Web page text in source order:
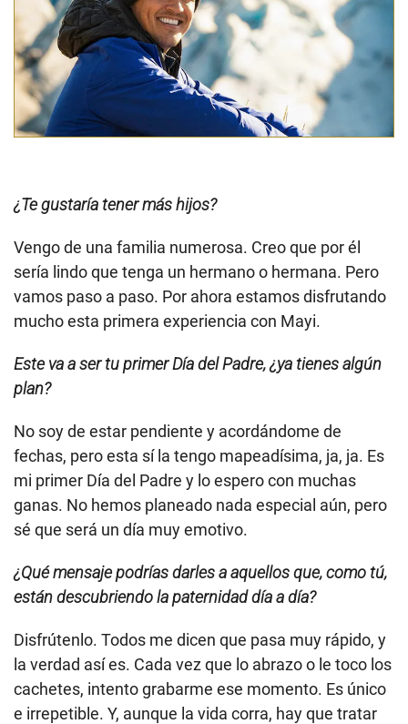
¿Te gustaría tener más hijos?
Vengo de una familia numerosa. Creo que por él
sería lindo que tenga un hermano o hermana. Pero
vamos paso a paso. Por ahora estamos disfrutando
mucho esta primera experiencia con Mayi.
Este va a ser tu primer Día del Padre, ¿ya tienes algún
plan?
No soy de estar pendiente y acordándome de
fechas, pero esta sí la tengo mapeadísima, ja, ja. Es
mi primer Día del Padre y lo espero con muchas
ganas. No hemos planeado nada especial aún, pero
sé que será un día muy emotivo.
¿Qué mensaje podrías darles a aquellos que, como tú,
están descubriendo la paternidad día a día?
Disfrútenlo. Todos me dicen que pasa muy rápido, y
la verdad así es. Cada vez que lo abrazo o le toco los
cachetes, intento grabarme ese momento. Es único
e irrepetible. Y, aunque la vida corra, hay que tratar